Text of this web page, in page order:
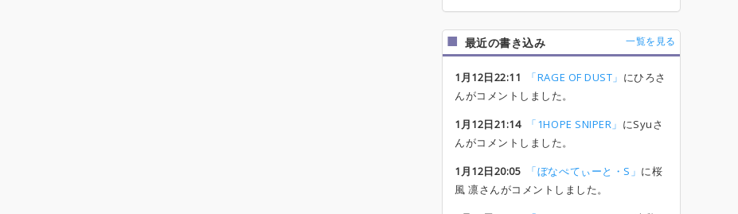
最近の書き込み 一覧を見る
1月12日22:11 「RAGE OF DUST」 にひろさ
んがコメントしました。
1月12日21:14
「1HOPE SNIPER」 にSyuさ
んがコメントしました。
1月12日20:05
「ぼなぺてぃーと・S」 に桜
風 凛さんがコメントしました。